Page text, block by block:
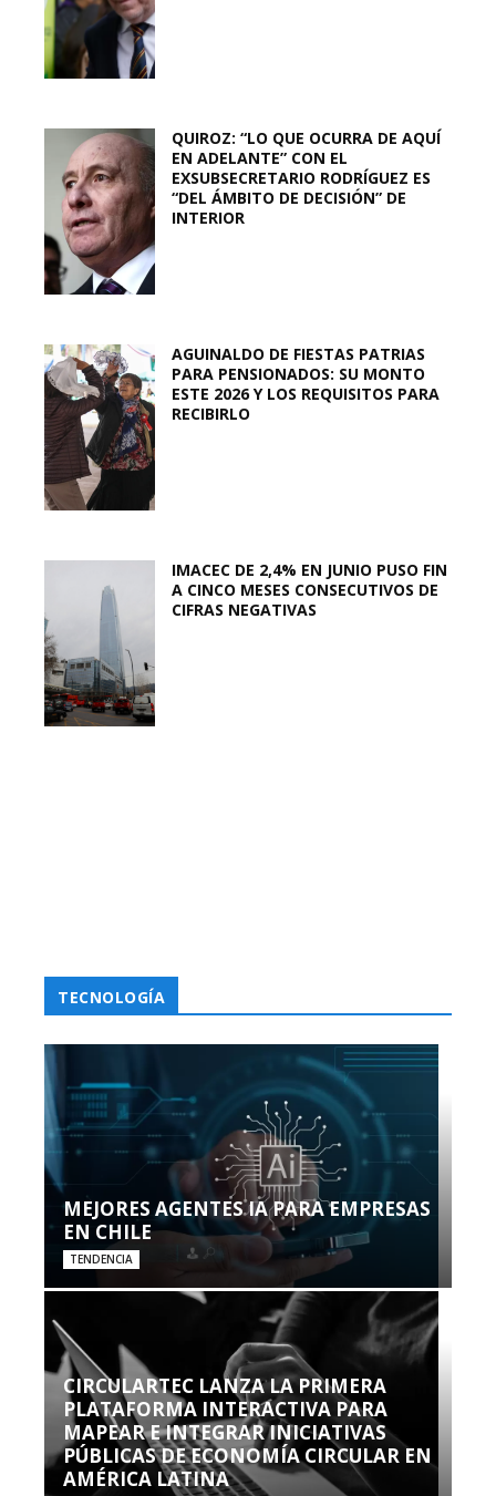
QUIROZ: “LO QUE OCURRA DE AQUÍ
EN ADELANTE” CON EL
EXSUBSECRETARIO RODRÍGUEZ ES
“DEL ÁMBITO DE DECISIÓN” DE
INTERIOR
AGUINALDO DE FIESTAS PATRIAS
PARA PENSIONADOS: SU MONTO
ESTE 2026 Y LOS REQUISITOS PARA
RECIBIRLO
IMACEC DE 2,4% EN JUNIO PUSO FIN
A CINCO MESES CONSECUTIVOS DE
CIFRAS NEGATIVAS
TECNOLOGÍA
MEJORES AGENTES IA PARA EMPRESAS
EN CHILE
TENDENCIA
CIRCULARTEC LANZA LA PRIMERA
PLATAFORMA INTERACTIVA PARA
MAPEAR E INTEGRAR INICIATIVAS
PÚBLICAS DE ECONOMÍA CIRCULAR EN
AMÉRICA LATINA